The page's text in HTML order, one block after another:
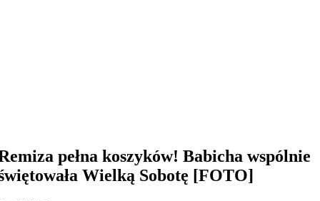
pełna koszyków! Babicha wspólnie
Wielką Sobotę [FOTO]